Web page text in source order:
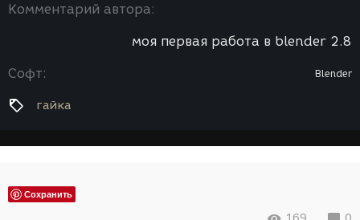
Комментарий автора:
моя первая работа в blender 2.8
Софт: Blender
гайка
Сохранить